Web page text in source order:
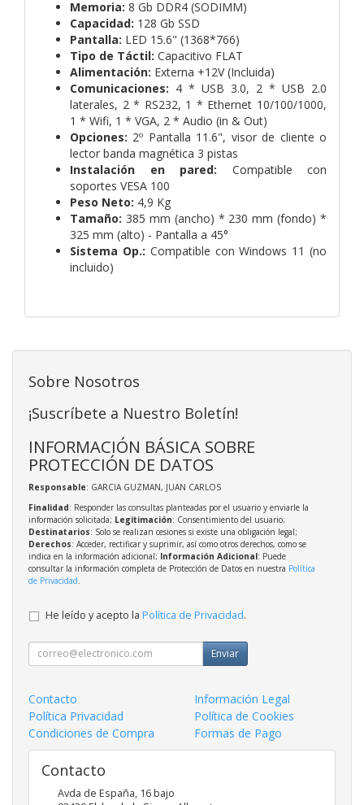
Memoria: 8 Gb DDR4 (SODIMM)
Capacidad: 128 Gb SSD
Pantalla: LED 15.6" (1368*766)
Tipo de Táctil: Capacitivo FLAT
Alimentación: Externa +12V (Incluida)
Comunicaciones: 4 * USB 3.0, 2 * USB 2.0
laterales, 2 * RS232, 1 * Ethernet 10/100/1000,
1 * Wifi, 1 * VGA, 2 * Audio (in & Out)
Opciones: 2º Pantalla 11.6", visor de cliente o
lector banda magnética 3 pistas
Instalación en pared: Compatible con
soportes VESA 100
Peso Neto: 4,9 Kg
Tamaño: 385 mm (ancho) * 230 mm (fondo) *
325 mm (alto) - Pantalla a 45°
Sistema Op.: Compatible con Windows 11 (no
incluido)
Sobre Nosotros
¡Suscríbete a Nuestro Boletín!
INFORMACIÓN BÁSICA SOBRE
PROTECCIÓN DE DATOS
Responsable: GARCIA GUZMAN, JUAN CARLOS
Finalidad: Responder las consultas planteadas por el usuario y enviarle la
información solicitada; Legitimación: Consentimiento del usuario;
Destinatarios: Solo se realizan cesiones si existe una obligación legal;
Derechos: Acceder, rectificar y suprimir, así como otros derechos, como se
indica en la información adicional; Información Adicional: Puede
consultar la información completa de Protección de Datos en nuestra Política
de Privacidad
He leído y acepto la Política de Privacidad.
Enviar
Contacto
Información Legal
Política Privacidad
Política de Cookies
Condiciones de Compra
Formas de Pago
Contacto
Avda de España, 16 bajo